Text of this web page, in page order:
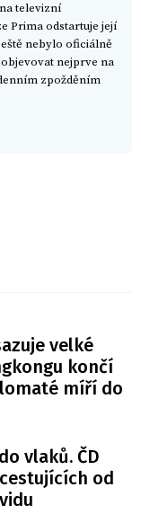
televizní
Prima odstartuje její
nebylo oficiálně
nejprve na
zpožděním
velké
končí
míří do
vlaků. ČD
od